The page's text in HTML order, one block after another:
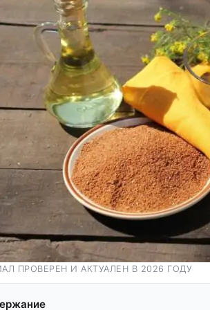
ПРОВЕРЕН И АКТУАЛЕН В 2026 ГОДУ